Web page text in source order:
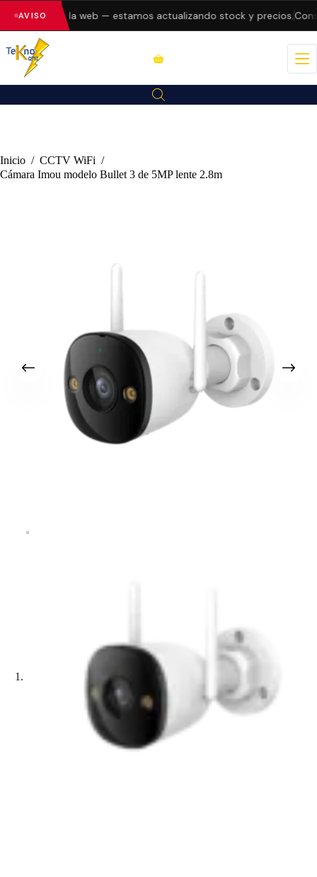
AVISO
errores en la web — estamos actualizando stock y precios.
Inicio / CCTV WiFi /
Cámara Imou modelo Bullet 3 de 5MP lente 2.8m